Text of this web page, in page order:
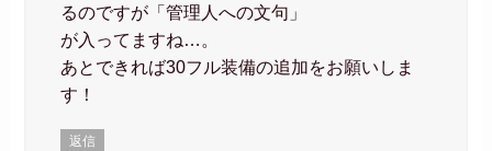
るのですが「管理人への文句」
が入ってますね…。
あとできれば30フル装備の追加をお願いしま
す！
返信